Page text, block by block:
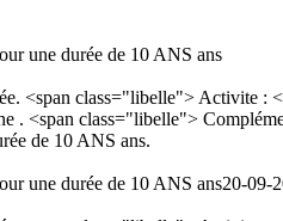
une durée de 10 ANS ans
<span class="libelle"> Activite :
. <span class="libelle">
de 10 ANS ans.
une durée de 10 ANS ans20-09-